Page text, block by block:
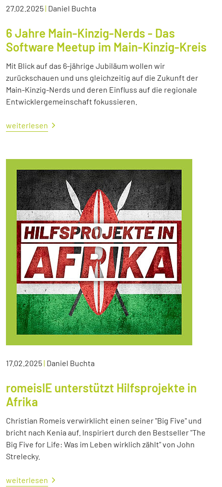
27.02.2025| Daniel Buchta
6 Jahre Main-Kinzig-Nerds - Das
Software Meetup im Main-Kinzig-Kreis
Mit Blick auf das 6-jährige Jubiläum wollen wir
zurückschauen und uns gleichzeitig auf die Zukunft der
Main-Kinzig-Nerds und deren Einfluss auf die regionale
Entwicklergemeinschaft fokussieren.
weiterlesen
17.02.2025| Daniel Buchta
romeisIE unterstützt Hilfsprojekte in
Afrika
Christian Romeis verwirklicht einen seiner "Big Five" und
bricht nach Kenia auf. Inspiriert durch den Bestseller "The
Big Five for Life: Was im Leben wirklich zählt" von John
Strelecky.
weiterlesen